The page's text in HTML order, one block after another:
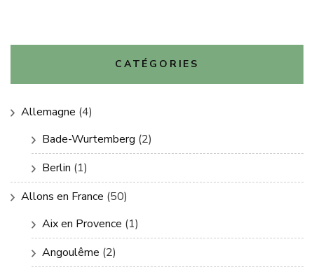
CATÉGORIES
Allemagne (4)
Bade-Wurtemberg (2)
Berlin (1)
Allons en France (50)
Aix en Provence (1)
Angoulême (2)